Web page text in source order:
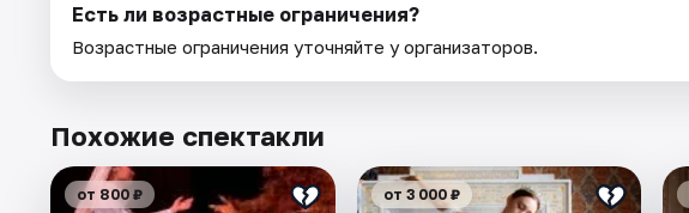
Есть ли возрастные ограничения?
Возрастные ограничения уточняйте у организаторов.
Похожие спектакли
от 800 ₽ от 3 000 ₽